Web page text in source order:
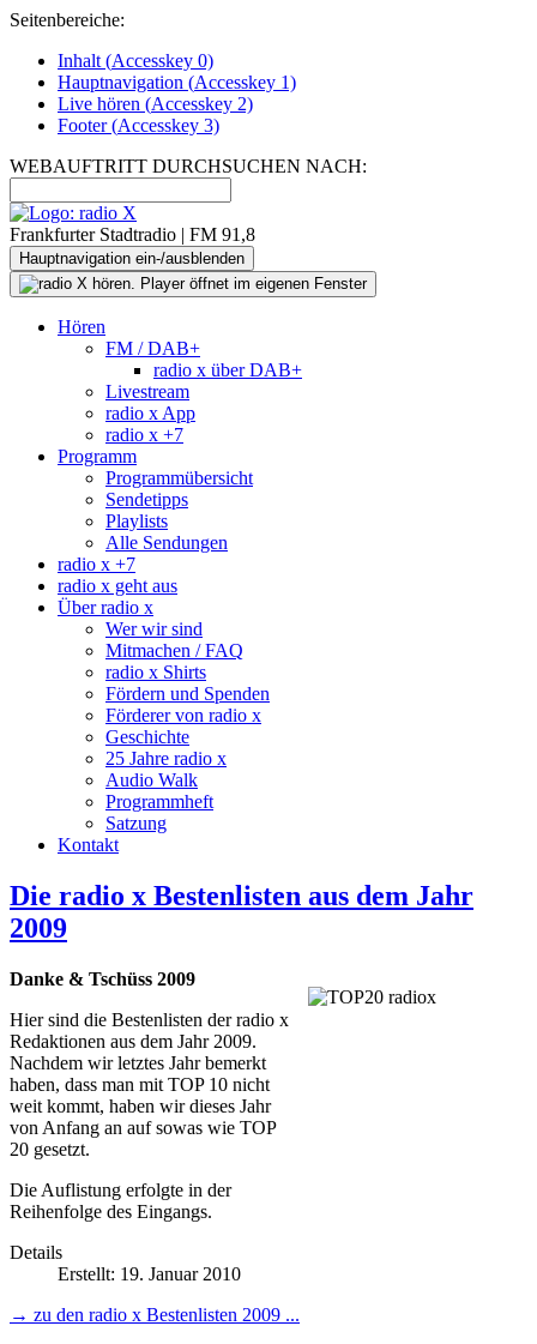
Seitenbereiche:
Inhalt (Accesskey 0)
Hauptnavigation (Accesskey 1)
Live hören (Accesskey 2)
Footer(Accesskey 3)
WEBAUFTRITT DURCHSUCHEN NACH:
Frankfurter Stadtradio | FM 91,8
Hauptnavigation ein-/ausblenden
Hören
FM / DAB+
radio x über DAB+
Livestream
radio x App
radio x +7
Programm
Programmübersicht
Sendetipps
Playlists
Alle Sendungen
radio x +7
radio x geht aus
Über radio x
Wer wir sind
Mitmachen / FAQ
radio x Shirts
Fördern und Spenden
Förderer von radio x
Geschichte
25 Jahre radio x
Audio Walk
Programmheft
Satzung
Kontakt
Die radio x Bestenlisten aus dem Jahr
2009
Danke & Tschüss 2009
Hier sind die Bestenlisten der radio x
Redaktionen aus dem Jahr 2009.
Nachdem wir letztes Jahr bemerkt
haben, dass man mit TOP 10 nicht
weit kommt, haben wir dieses Jahr
von Anfang an auf sowas wie TOP
20 gesetzt.
Die Auflistung erfolgte in der
Reihenfolge des Eingangs.
Details
Erstellt: 19. Januar 2010
→ zu den radio x Bestenlisten 2009 ...